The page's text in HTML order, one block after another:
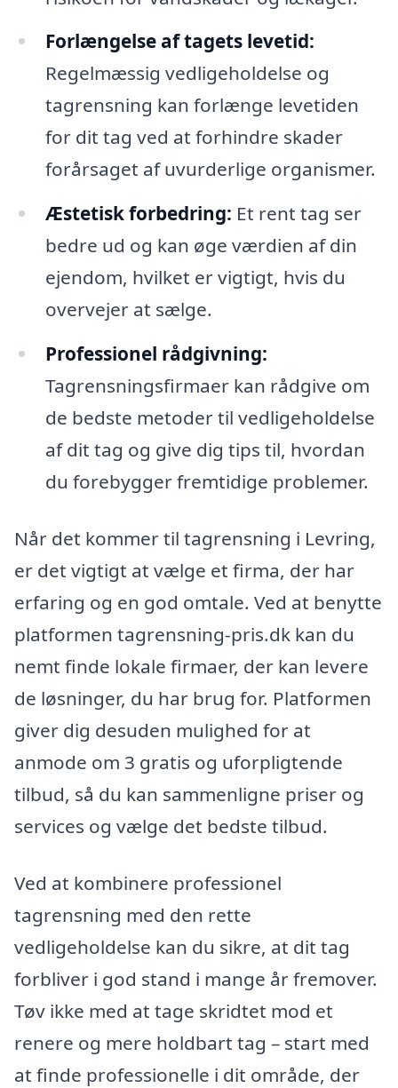
Forlængelse af tagets levetid:
Regelmæssig vedligeholdelse og
tagrensning kan forlænge levetiden
for dit tag ved at forhindre skader
forårsaget af uvurderlige organismer.
Æstetisk forbedring: Et rent tag ser
bedre ud og kan øge værdien af din
ejendom, hvilket er vigtigt, hvis du
overvejer at sælge.
Professionel rådgivning:
Tagrensningsfirmaer kan rådgive om
de bedste metoder til vedligeholdelse
af dit tag og give dig tips til, hvordan
du forebygger fremtidige problemer.
Når det kommer til tagrensning i Levring,
er det vigtigt at vælge et firma, der har
erfaring og en god omtale. Ved at benytte
platformen tagrensning-pris.dk kan du
nemt finde lokale firmaer, der kan levere
de løsninger, du har brug for. Platformen
giver dig desuden mulighed for at
anmode om 3 gratis og uforpligtende
tilbud, så du kan sammenligne priser og
services og vælge det bedste tilbud.
Ved at kombinere professionel
tagrensning med den rette
vedligeholdelse kan du sikre, at dit tag
forbliver i god stand i mange år fremover.
Tøv ikke med at tage skridtet mod et
renere og mere holdbart tag – start med
at finde professionelle i dit område, der